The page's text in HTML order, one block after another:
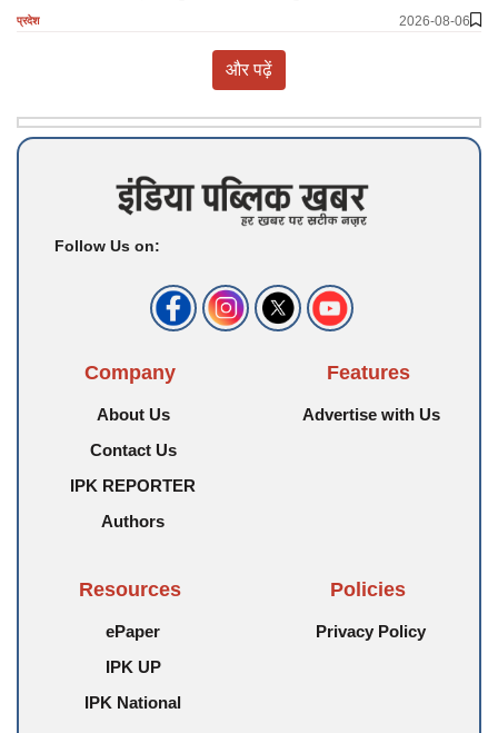
प्रदेश 2026-08-06
और पढ़ें
Follow Us on:
Company
About Us
Contact Us
IPK REPORTER
Authors
Features
Advertise with Us
Resources
ePaper
IPK UP
IPK National
Policies
Privacy Policy